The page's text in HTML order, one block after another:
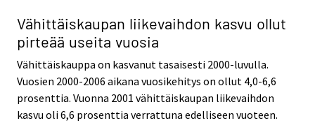
Vähittäiskaupan liikevaihdon kasvu ollut
pirteää useita vuosia
Vähittäiskauppa on kasvanut tasaisesti 2000-luvulla.
Vuosien 2000-2006 aikana vuosikehitys on ollut 4,0-6,6
prosenttia. Vuonna 2001 vähittäiskaupan liikevaihdon
kasvu oli 6,6 prosenttia verrattuna edelliseen vuoteen.